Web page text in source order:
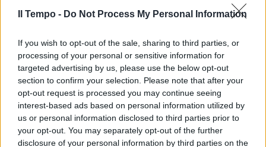
Il Tempo - Do Not Process My Personal Information
If you wish to opt-out of the sale, sharing to third parties, or
processing of your personal or sensitive information for
targeted advertising by us, please use the below opt-out
section to confirm your selection. Please note that after your
opt-out request is processed you may continue seeing
interest-based ads based on personal information utilized by
us or personal information disclosed to third parties prior to
your opt-out. You may separately opt-out of the further
disclosure of your personal information by third parties on the